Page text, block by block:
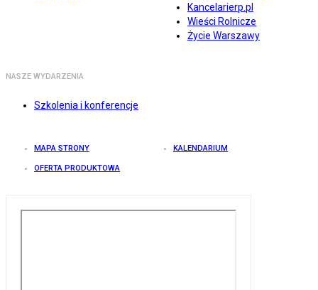
Kancelarierp.pl
Wieści Rolnicze
Życie Warszawy
NASZE WYDARZENIA
Szkolenia i konferencje
MAPA STRONY KALENDARIUM
OFERTA PRODUKTOWA